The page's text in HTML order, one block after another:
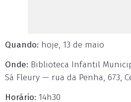
Quando: hoje, 13 de maio
Onde: Biblioteca Infantil
Sá Fleury — rua da Penha, 673,
Horário: 14h30